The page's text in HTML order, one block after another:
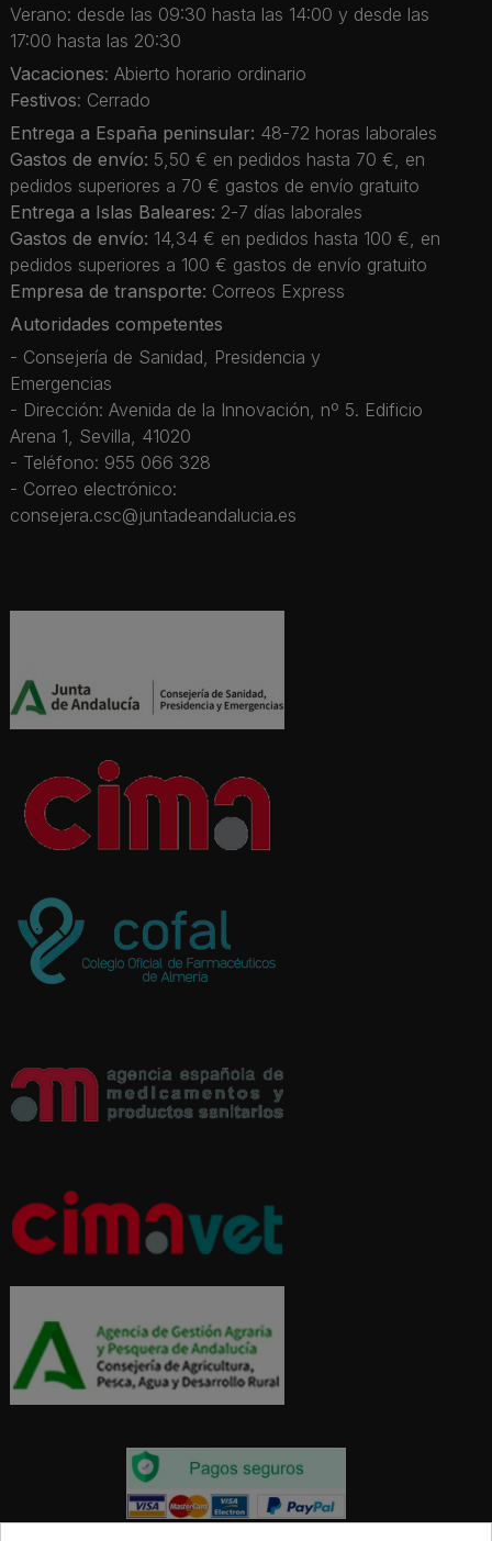
Verano: desde las 09:30 hasta las 14:00 y desde las
17:00 hasta las 20:30
Vacaciones: Abierto horario ordinario
Festivos: Cerrado
Entrega a España peninsular: 48-72 horas laborales
Gastos de envío: 5,50 € en pedidos hasta 70 €, en
pedidos superiores a 70 € gastos de envío gratuito
Entrega a Islas Baleares: 2-7 días laborales
Gastos de envío: 14,34 € en pedidos hasta 100 €, en
pedidos superiores a 100 € gastos de envío gratuito
Empresa de transporte: Correos Express
Autoridades competentes
- Consejería de Sanidad, Presidencia y
Emergencias
- Dirección: Avenida de la Innovación, nº 5. Edificio
Arena 1, Sevilla, 41020
- Teléfono: 955 066 328
- Correo electrónico:
consejera.csc@juntadeandalucia.es